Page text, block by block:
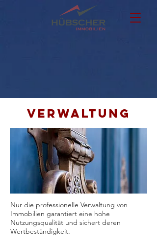
VERWALTUNG
Nur die professionelle Verwaltung von
Immobilien garantiert eine hohe
Nutzungsqualität und sichert deren
Wertbeständigkeit.